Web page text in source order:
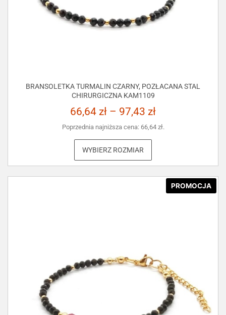
BRANSOLETKA TURMALIN CZARNY, POZŁACANA STAL
CHIRURGICZNA KAM1109
66,64 zł – 97,43 zł
Poprzednia najniższa cena: 66,64 zł.
WYBIERZ ROZMIAR
PROMOCJA